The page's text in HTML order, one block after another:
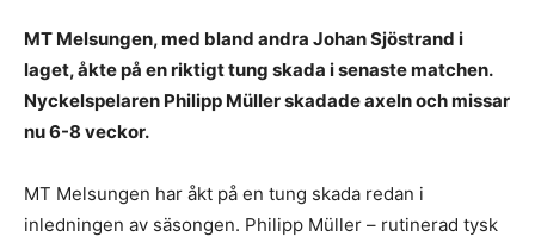
MT Melsungen, med bland andra Johan Sjöstrand i
laget, åkte på en riktigt tung skada i senaste matchen.
Nyckelspelaren Philipp Müller skadade axeln och missar
nu 6-8 veckor.
MT Melsungen har åkt på en tung skada redan i
inledningen av säsongen. Philipp Müller – rutinerad tysk